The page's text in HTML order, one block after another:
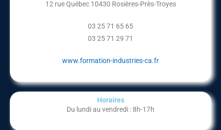
12 rue Québec 10430 Rosières-Près-Troyes
03 25 71 65 65
03 25 71 29 71
www.formation-industries-ca.fr
Horaires
Du lundi au vendredi : 8h-17h